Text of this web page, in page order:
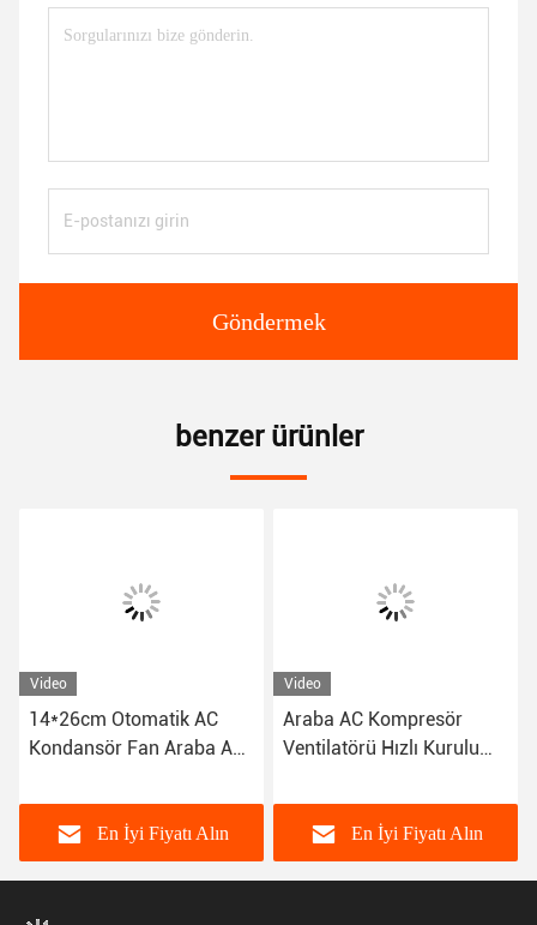
Göndermek
benzer ürünler
Video
14*26cm Otomatik AC
Kondansör Fan Araba AC
Araca Uygun
En İyi Fiyatı Alın
Video
Araba AC Kompresör
Ventilatörü Hızlı Kurulum
En İyi Fiyatı Alın